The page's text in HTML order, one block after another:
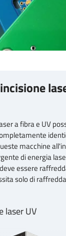
a fibra e UV
macchine
di energia
essere
solo di
laser UV